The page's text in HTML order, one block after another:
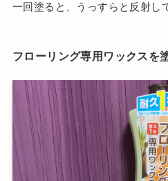
一回塗ると、うっすらと反射し
フローリング専用ワックスを